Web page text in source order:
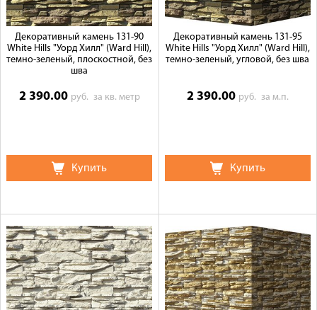
Декоративный камень 131-90
White Hills "Уорд Хилл" (Ward Hill),
темно-зеленый, плоскостной, без
шва
2 390.00 руб. за кв. метр
Купить
Декоративный камень 131-95
White Hills "Уорд Хилл" (Ward Hill),
темно-зеленый, угловой, без шва
2 390.00 руб. за м.п.
Купить